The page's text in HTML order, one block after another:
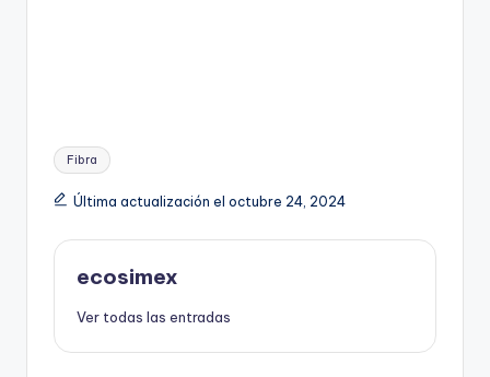
Etiquetas:
Fibra
Última actualización el octubre 24, 2024
ecosimex
Ver todas las entradas